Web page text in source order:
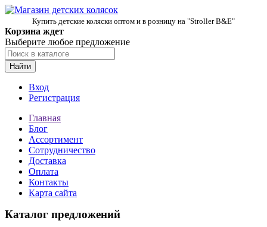
Купить детские коляски оптом и в розницу на "Stroller B&E"
Корзина ждет
Выберите любое предложение
Найти
Вход
Регистрация
Главная
Блог
Ассортимент
Сотрудничество
Доставка
Оплата
Контакты
Карта сайта
Каталог предложений